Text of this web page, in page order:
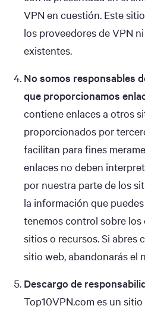
VPN en cuestión. Este
los proveedores de VPN
existentes.
No somos responsables
que proporcionamos
contiene enlaces a otros
proporcionados por
facilitan para fines
enlaces no deben
por nuestra parte de los
la información que
tenemos control sobre
sitios o recursos. Si abres
sitio web, abandonarás el
Descargo de
Top10VPN.com es un